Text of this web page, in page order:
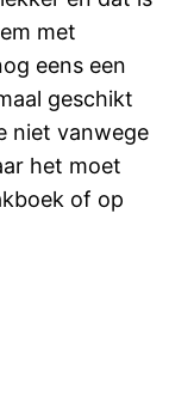
met
eens een
geschikt
niet vanwege
het moet
of op